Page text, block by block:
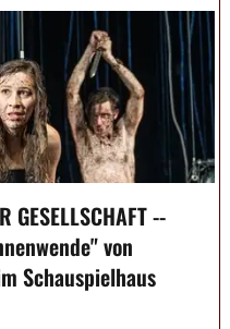
GESELLSCHAFT --
von
Schauspielhaus